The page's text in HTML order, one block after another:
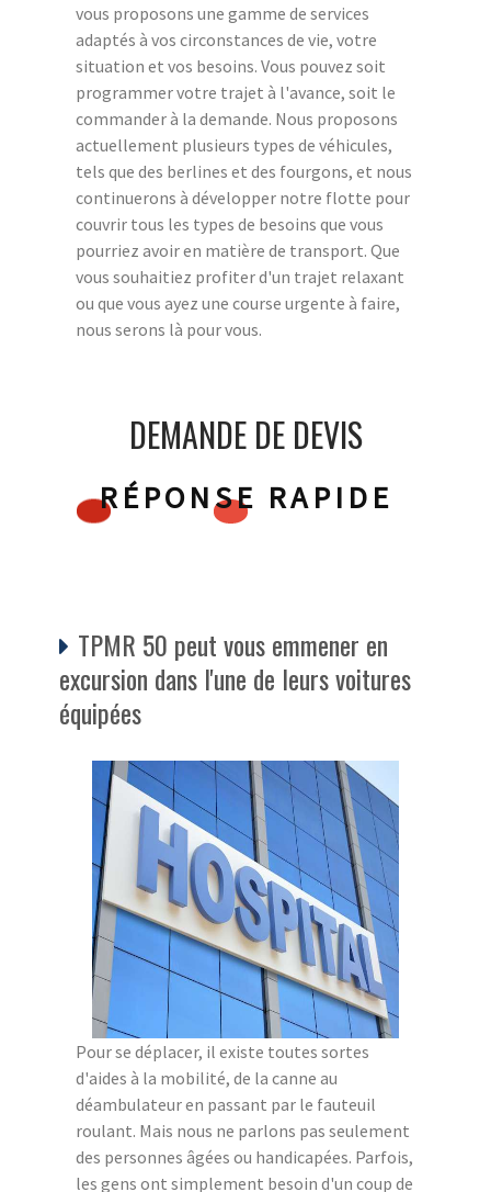
vous proposons une gamme de services
adaptés à vos circonstances de vie, votre
situation et vos besoins. Vous pouvez soit
programmer votre trajet à l'avance, soit le
commander à la demande. Nous proposons
actuellement plusieurs types de véhicules,
tels que des berlines et des fourgons, et nous
continuerons à développer notre flotte pour
couvrir tous les types de besoins que vous
pourriez avoir en matière de transport. Que
vous souhaitiez profiter d'un trajet relaxant
ou que vous ayez une course urgente à faire,
nous serons là pour vous.
DEMANDE DE DEVIS
RÉPONSE RAPIDE
TPMR 50 peut vous emmener en
excursion dans l'une de leurs voitures
équipées
Pour se déplacer, il existe toutes sortes
d'aides à la mobilité, de la canne au
déambulateur en passant par le fauteuil
roulant. Mais nous ne parlons pas seulement
des personnes âgées ou handicapées. Parfois,
les gens ont simplement besoin d'un coup de